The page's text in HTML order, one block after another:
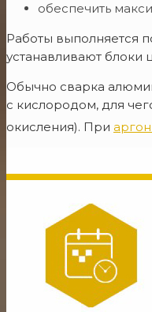
обеспечить
Работы выполняется
устанавливают
Обычно сварка
с кислородом, для
окисления). При